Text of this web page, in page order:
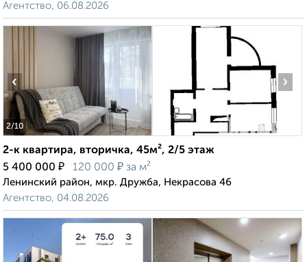
Агентство, 06.08.2026
2/10
‹ ›
2-к квартира, вторичка, 45м², 2/5 этаж
5 400 000 ₽ 120 000 ₽ за м²
Ленинский район, мкр. Дружба, Некрасова 46
Агентство, 04.08.2026